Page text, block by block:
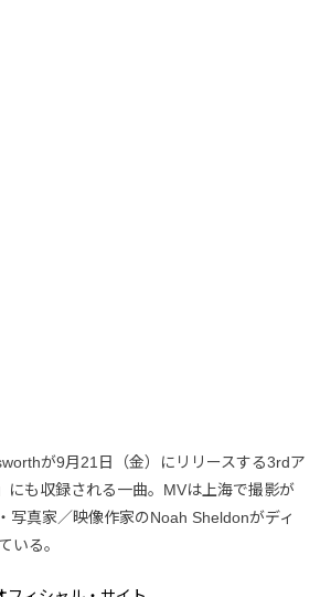
が9月21日（金）にリリースする3rdア
にも収録される一曲。MVは上海で撮影が
写真家／映像作家のNoah Sheldonがディ
いる。